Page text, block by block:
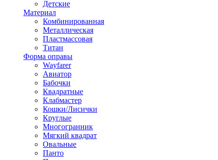
Детские
Материал
Комбинированная
Металлическая
Пластмассовая
Титан
Форма оправы
Wayfarer
Авиатор
Бабочки
Квадратные
Клабмастер
Кошки/Лисички
Круглые
Многогранник
Мягкий квадрат
Овальные
Панто